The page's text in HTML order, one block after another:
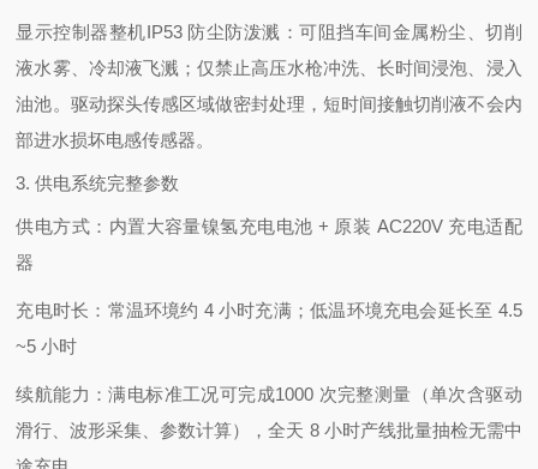
显示控制器整机IP53 防尘防泼溅 ：可阻挡车间金属粉尘、切削
液水雾、冷却液飞溅；仅禁止高压水枪冲洗、长时间浸泡、浸入
油池。驱动探头传感区域做密封处理，短时间接触切削液不会内
部进水损坏电感传感器。
3. 供电系统完整参数
供电方式：内置大容量镍氢充电电池 + 原装 AC220V 充电适配
器
充电时长：常温环境约 4 小时充满；低温环境充电会延长至 4.5
~5 小时
续航能力：满电标准工况可完成1000 次完整测量 （单次含驱动
滑行、波形采集、参数计算），全天 8 小时产线批量抽检无需中